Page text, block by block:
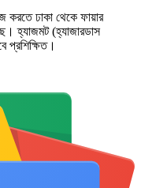
করতে ঢাকা থেকে ফায়ার
হ্যাজমট (হ্যাজারডাস
প্রশিক্ষিত।